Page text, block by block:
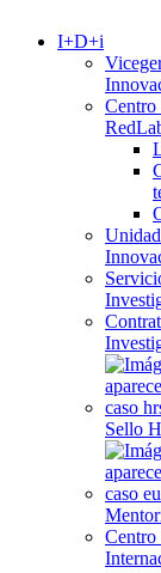
I+D+i
Sello
Centro